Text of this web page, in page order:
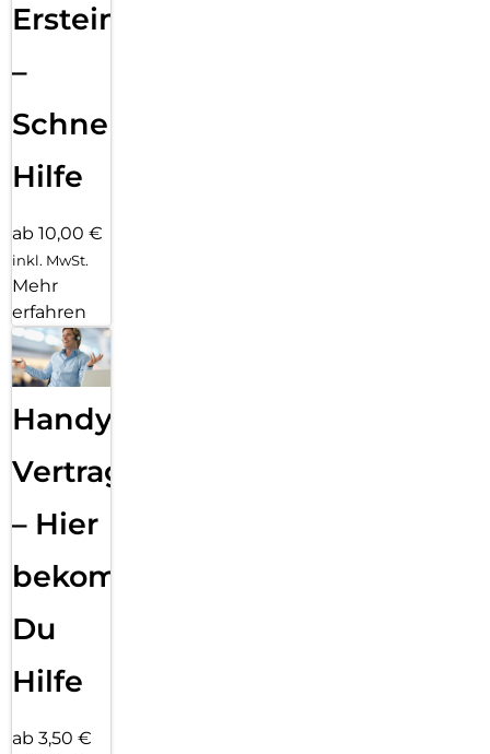
Ersteinrichtung
–
Schnelle
Hilfe
ab 10,00 €
inkl. MwSt.
Mehr
erfahren
Handy
Vertragsabwicklung
– Hier
bekommst
Du
Hilfe
ab 3,50 €